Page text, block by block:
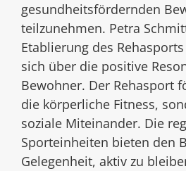
gesundheitsfördernden
teilzunehmen. Petra
Etablierung des
sich über die positive
Bewohner. Der Rehasport
die körperliche Fitness,
soziale Miteinander. Die
Sporteinheiten bieten den
Gelegenheit, aktiv zu